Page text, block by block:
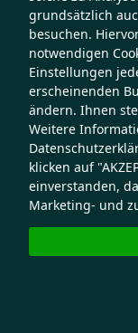
grundsätzlich
besuchen.
notwendigen
Einstellungen
erscheinenden
ändern. Ihnen
Weitere
klicken auf
einverstanden,
Marketing- und